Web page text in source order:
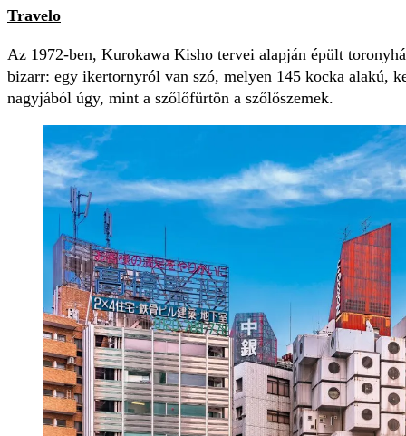
Travelo
Az 1972-ben, Kurokawa Kisho tervei alapján épült
bizarr: egy ikertornyról van szó, melyen 145 kocka alakú,
nagyjából úgy, mint a szőlőfürtön a szőlőszemek.